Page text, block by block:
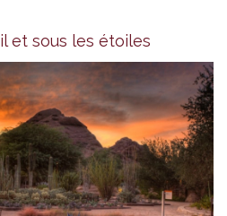
et sous les étoiles